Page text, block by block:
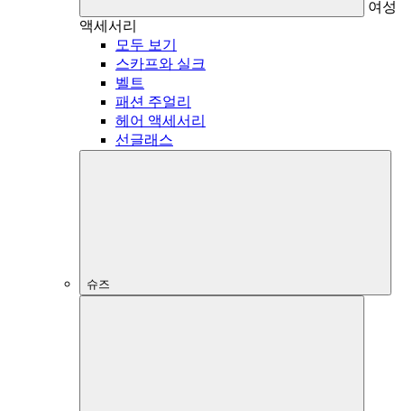
여성
액세서리
모두 보기
스카프와 실크
벨트
패션 주얼리
헤어 액세서리
선글래스
슈즈